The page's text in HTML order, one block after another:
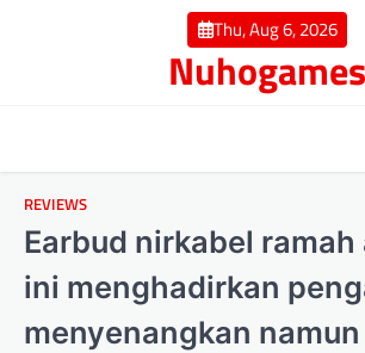
Thu, Aug 6, 2026
Nuhogames
REVIEWS
Earbud nirkabel
ini menghadirkan
menyenangkan